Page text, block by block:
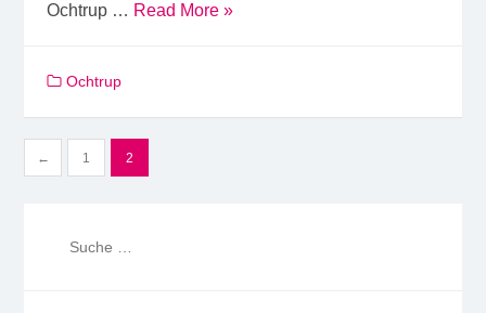
Ochtrup … Read More »
Ochtrup
Seitennummerierung
der
← 1 2